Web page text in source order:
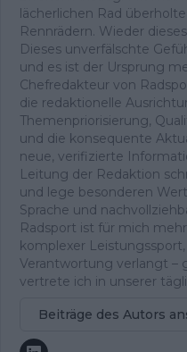
lächerlichen Rad
Rennrädern. Wieder
Dieses unverfälschte
und es ist der Ursprung
Chefredakteur von
die redaktionelle
Themenpriorisierung,
und die konsequente
neue, verifizierte
Leitung der Redaktion
und lege besonderen
Sprache und
Radsport ist für mich
komplexer
Verantwortung verlangt –
vertrete ich in unserer
Beiträge des Autors